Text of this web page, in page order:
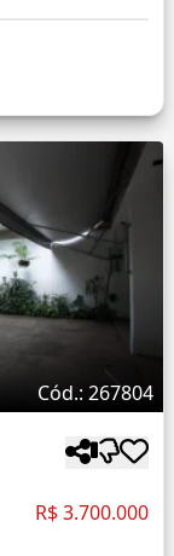
Cód.: 267804
R$ 3.700.000